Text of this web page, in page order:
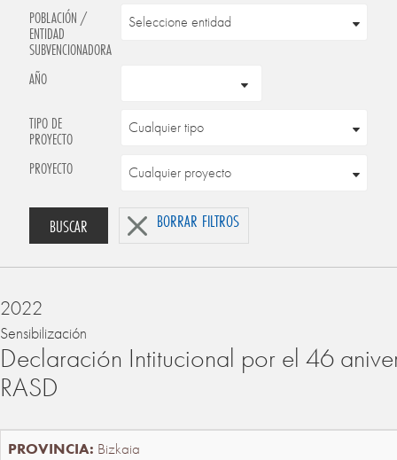
POBLACIÓN /
ENTIDAD
SUBVENCIONADORA
AÑO
TIPO DE
PROYECTO
PROYECTO
BUSCAR BORRAR FILTROS
2022
Sensibilización
Declaración Intitucional por el 46
RASD
Bizkaia